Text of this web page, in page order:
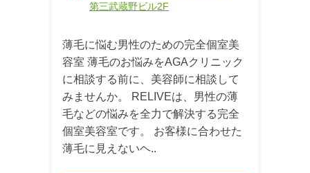
第三武蔵野ビル2F
薄毛に悩む男性のための完全個室美
容室 薄毛のお悩みをAGAクリニック
に相談する前に、美容師に相談して
みませんか。 RELIVEは、男性の薄
毛などの悩みを全力で解決する完全
個室美容室です。 お客様に合わせた
薄毛に見えないヘ..